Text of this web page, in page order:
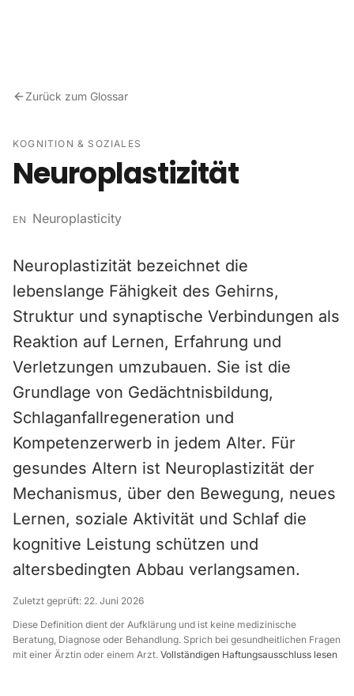
Zurück zum Glossar
KOGNITION & SOZIALES
Neuroplastizität
EN Neuroplasticity
Neuroplastizität bezeichnet die
lebenslange Fähigkeit des Gehirns,
Struktur und synaptische Verbindungen als
Reaktion auf Lernen, Erfahrung und
Verletzungen umzubauen. Sie ist die
Grundlage von Gedächtnisbildung,
Schlaganfallregeneration und
Kompetenzerwerb in jedem Alter. Für
gesundes Altern ist Neuroplastizität der
Mechanismus, über den Bewegung, neues
Lernen, soziale Aktivität und Schlaf die
kognitive Leistung schützen und
altersbedingten Abbau verlangsamen.
Zuletzt geprüft: 22. Juni 2026
Diese Definition dient der Aufklärung und ist keine medizinische
Beratung, Diagnose oder Behandlung. Sprich bei gesundheitlichen Fragen
mit einer Ärztin oder einem Arzt. Vollständigen Haftungsausschluss lesen